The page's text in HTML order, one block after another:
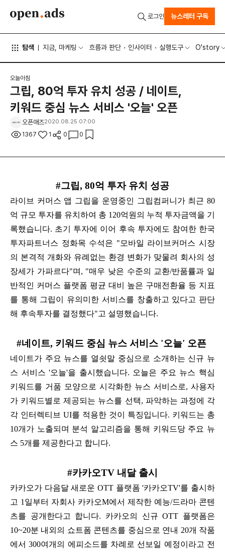
탐색 지금, 마케팅 흐름과 판단 인사이터 실행도구 O'story
로그인 뉴스레터 구독
오늘아침
그립, 80억 투자 유치 성공 / 네이트,
키워드 중심 뉴스 서비스 '오늘' 오픈
오픈애즈2020.08.25 07:00
1367 1 0 0
#그립, 80억 투자 유치 성공
라이브 커머스 앱 그립을 운영중인 그립컴퍼니가 최근 80
억 규모 투자를 유치하여 총 120억원의 누적 투자금액을 기
록했습니다. 초기 투자에 이어 후속 투자에도 참여한 한국
투자파트너스 정화목 수석은 "모바일 라이브커머스 시장
의 본격적 개화와 유례없는 환경 변화가 맞물려 회사의 성
장세가 가파르다"며, "매우 낮은 수준의 교환/반품률과 일
반적인 커머스 플랫폼 평균 대비 높은 구매전환율 등 지표
를 통해 그립이 유의미한 서비스를 창출하고 있다고 판단
해 후속투자를 결정했다"고 설명했습니다.
#네이트, 키워드 중심 뉴스 서비스 '오늘' 오픈
네이트가 주요 뉴스를 열쇳말 중심으로 소개하는 신규 뉴
스 서비스 '오늘'을 출시했습니다. 오늘은 주요 뉴스 핵심
키워드를 거품 모양으로 시각화한 뉴스 서비스로, 사용자
가 키워드별로 제공되는 뉴스를 선택, 파악하는 과정에 각
각 인터렉티브 UI를 적용한 것이 특징입니다. 키워드는 총
10개가 노출되며 분석 알고리즘을 통해 키워드당 주요 뉴
스 5개를 제공한다고 합니다.
#카카오TV 내달 출시
카카오가 다음달 새로운 OTT 플랫폼 '카카오TV'를 출시하
고 1일부터 자회사 카카오M에서 제작한 예능/드라마 콘텐
츠를 공개한다고 합니다. 카카오의 신규 OTT 플랫폼은
10~20분 내외의 쇼트폼 콘텐츠를 중심으로 연내 20개 작품
에서 300여개의 에피소드를 차례로 선보일 예정이라고 전